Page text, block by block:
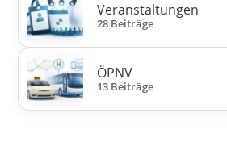
Veranstaltungen
28 Beiträge
ÖPNV
13 Beiträge